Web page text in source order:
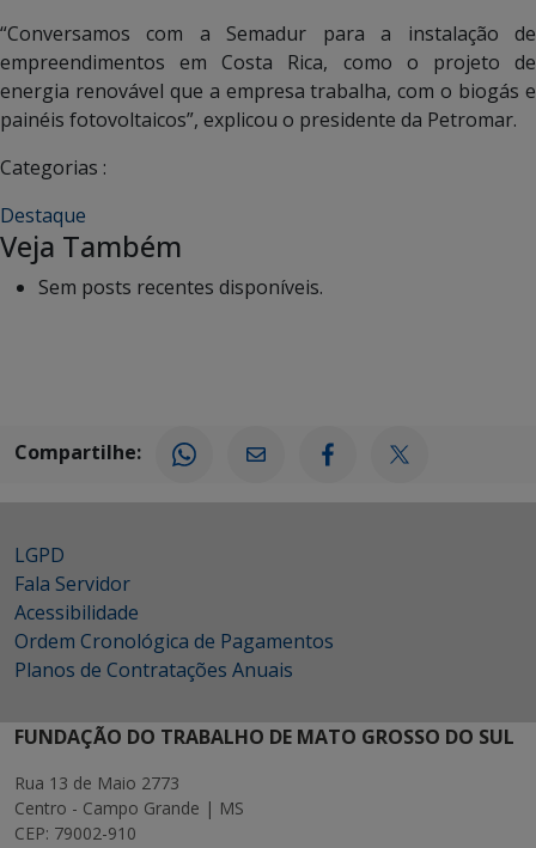
“Conversamos com a Semadur para a instalação de
empreendimentos em Costa Rica, como o projeto de
energia renovável que a empresa trabalha, com o biogás e
painéis fotovoltaicos”, explicou o presidente da Petromar.
Categorias :
Destaque
Veja Também
Sem posts recentes disponíveis.
Compartilhe:
LGPD
Fala Servidor
Acessibilidade
Ordem Cronológica de Pagamentos
Planos de Contratações Anuais
FUNDAÇÃO DO TRABALHO DE MATO GROSSO DO SUL
Rua 13 de Maio 2773
Centro - Campo Grande | MS
CEP: 79002-910